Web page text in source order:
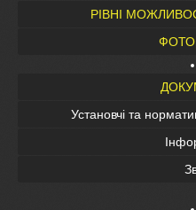
РІВНІ
Установчі та